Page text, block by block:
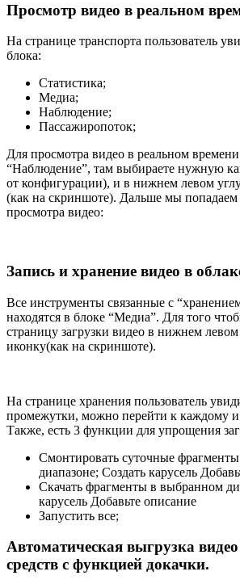
Просмотр видео в реальном
На странице транспорта пользователь
блока:
Статистика;
Медиа;
Наблюдение;
Пассажиропоток;
Для просмотра видео в реальном
“Наблюдение”, там выбираете нужную
от конфигурации), и в нижнем левом
(как на скриншоте). Дальше мы попадаем
просмотра видео:
Запись и хранение видео в
Все инструменты связанные с
находятся в блоке “Медиа”. Для того
страницу загрузки видео в нижнем
иконку(как на скриншоте).
На странице хранения пользователь
промежутки, можно перейти к каждому и
Также, есть 3 функции для упрощения
Смонтировать суточные
диапазоне; Создать карусель
Скачать фрагменты в выбранном
карусель Добавьте описание
Запустить все;
Автоматическая выгрузка
средств с функцией докачки.